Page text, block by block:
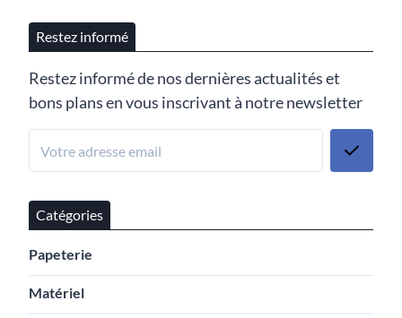
Restez informé
Restez informé de nos dernières actualités et
bons plans en vous inscrivant à notre newsletter
Catégories
Papeterie
Matériel